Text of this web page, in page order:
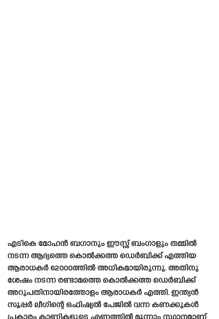
എടികെ മോഹൻ ബഗാനും ഈസ്റ്റ് ബംഗാളും തമ്മിൽ
നടന്ന ആദ്യത്തെ കൊൽക്കത്ത ഡെർബിക്ക് എത്തിയ
ആരാധകർ 62000ത്തിൽ അധികമായിരുന്നു. അതിനു
ശേഷം നടന്ന രണ്ടാമത്തെ കൊൽക്കത്ത ഡെർബിക്ക്
അറുപതിനായിരത്തോളം ആരാധകർ എത്തി. ഇന്ത്യൻ
സൂപ്പർ ലീഗിന്റെ ഒഫിഷ്യൽ പേജിൽ വന്ന കണക്കുകൾ